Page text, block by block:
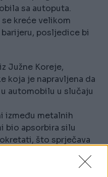
sa autoputa.
kreće velikom
posljedice bi
Južne Koreje,
koja je napravljena da
automobilu u slučaju
između metalnih
bio apsorbira silu
što sprječava